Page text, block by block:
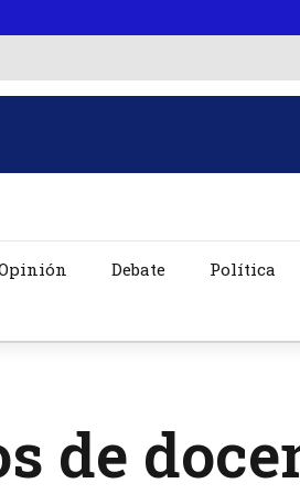
Debate Política
de